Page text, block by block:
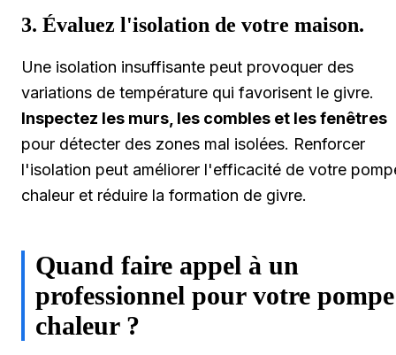
3. Évaluez l'isolation de votre maison.
Une isolation insuffisante peut provoquer des
variations de température qui favorisent le givre.
Inspectez les murs, les combles et les fenêtres
pour détecter des zones mal isolées. Renforcer
l'isolation peut améliorer l'efficacité de votre
chaleur et réduire la formation de givre.
Quand faire appel à un
professionnel pour votre
chaleur ?